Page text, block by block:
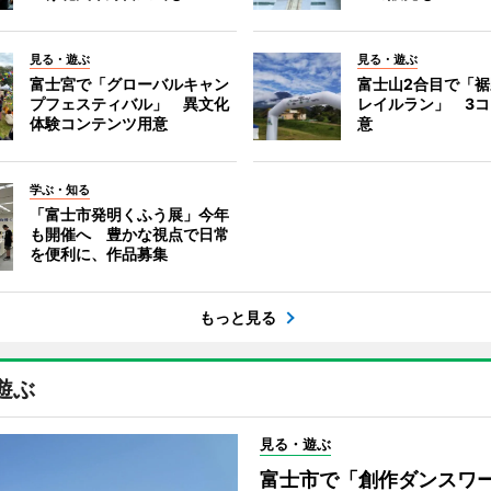
見る・遊ぶ
富士宮で「グローバルキャン
プフェスティバル」 異文化
体験コンテンツ用意
見る・遊ぶ
富士山2合目で「
レイルラン」 3
意
学ぶ・知る
「富士市発明くふう展」今年
も開催へ 豊かな視点で日常
を便利に、作品募集
もっと見る
ぶ
見る・遊ぶ
富士市で「創作ダンスワ